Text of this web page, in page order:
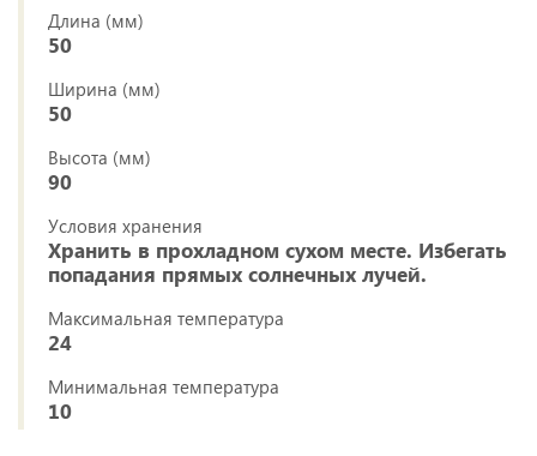
Длина (мм)
50
Ширина (мм)
50
Высота (мм)
90
Условия хранения
Хранить в прохладном сухом месте. Избегать
попадания прямых солнечных лучей.
Максимальная температура
24
Минимальная температура
10